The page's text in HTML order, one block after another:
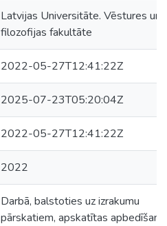
Latvijas Universitāte. Vēstures un
filozofijas fakultāte
2022-05-27T12:41:22Z
2025-07-23T05:20:04Z
2022-05-27T12:41:22Z
2022
Darbā, balstoties uz izrakumu
pārskatiem, apskatītas